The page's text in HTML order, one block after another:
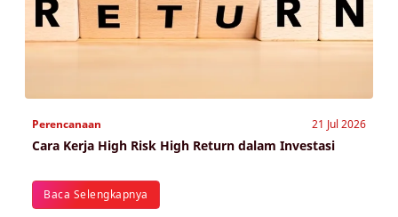
Perencanaan 21 Jul 2026
Cara Kerja High Risk High Return dalam Investasi
Baca Selengkapnya